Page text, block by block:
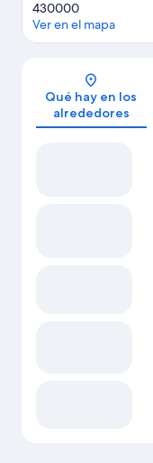
430000
Ver en el mapa
Qué hay en los
alrededores